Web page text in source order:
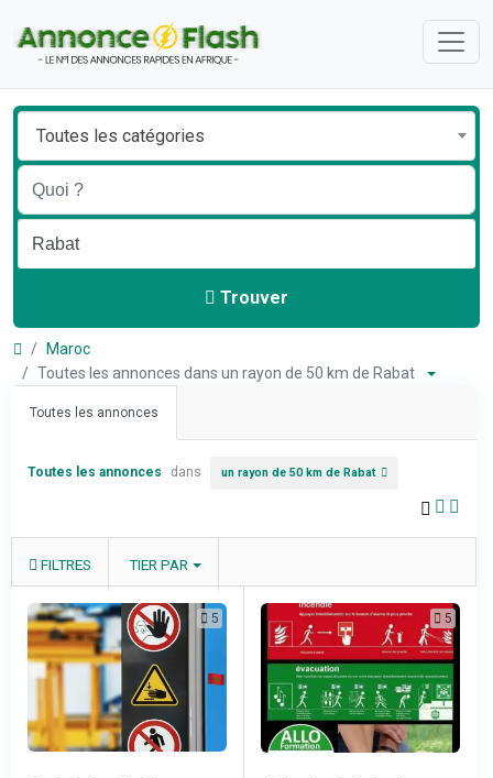
Toutes les catégories
Trouver
Maroc
Toutes les annonces dans un rayon de 50 km de Rabat
Toutes les annonces
Toutes les annonces dans un rayon de 50 km de Rabat
FILTRES TIER PAR
5 5